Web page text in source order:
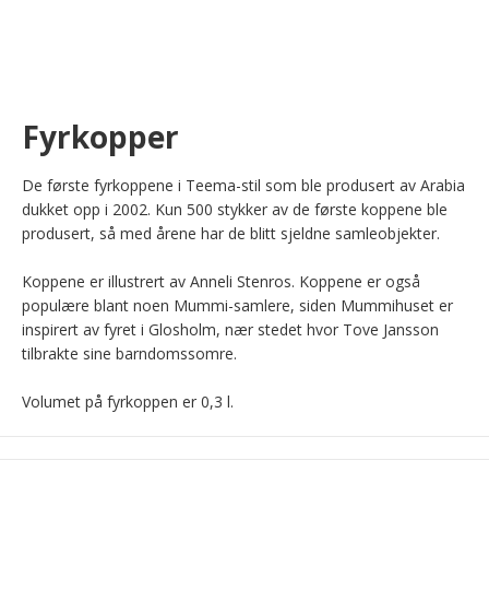
Fyrkopper
De første fyrkoppene i Teema-stil som ble produsert av Arabia
dukket opp i 2002. Kun 500 stykker av de første koppene ble
produsert, så med årene har de blitt sjeldne samleobjekter.
Koppene er illustrert av Anneli Stenros. Koppene er også
populære blant noen Mummi-samlere, siden Mummihuset er
inspirert av fyret i Glosholm, nær stedet hvor Tove Jansson
tilbrakte sine barndomssomre.
Volumet på fyrkoppen er 0,3 l.